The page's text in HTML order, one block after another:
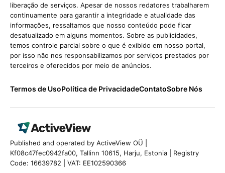
liberação de serviços. Apesar de nossos redatores trabalharem
continuamente para garantir a integridade e atualidade das
informações, ressaltamos que nosso conteúdo pode ficar
desatualizado em alguns momentos. Sobre as publicidades,
temos controle parcial sobre o que é exibido em nosso portal,
por isso não nos responsabilizamos por serviços prestados por
terceiros e oferecidos por meio de anúncios.
Termos de UsoPolítica de PrivacidadeContatoSobre Nós
Published and operated by ActiveView OÜ |
Kf08c47fec0942fa00, Tallinn 10615, Harju, Estonia | Registry
Code: 16639782 | VAT: EE102590366